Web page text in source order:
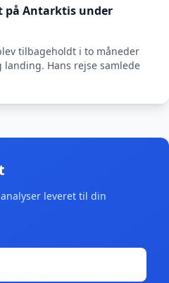
på Antarktis under
tilbageholdt i to måneder
Hans rejse samlede
leveret til din